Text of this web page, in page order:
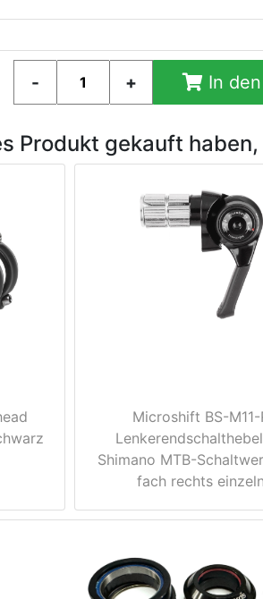
In
Produkt gekauft
Microshift BS-M11-
Shimano MTB-
fach rechts einzeln